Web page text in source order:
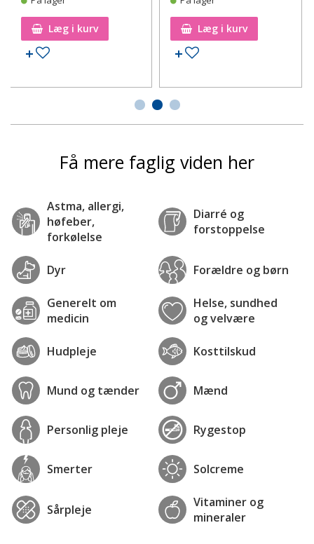
Læg i kurv
Tilføj til ønskeseddel
Læg i kurv
Tilføj til ønskeseddel
Få mere faglig viden her
Astma, allergi,
høfeber,
forkølelse
Diarré og
forstoppelse
Dyr Forældre og børn
Generelt om
medicin
Helse, sundhed
og velvære
Hudpleje Kosttilskud
Mund og tænder Mænd
Personlig pleje Rygestop
Smerter Solcreme
Sårpleje
Vitaminer og
mineraler